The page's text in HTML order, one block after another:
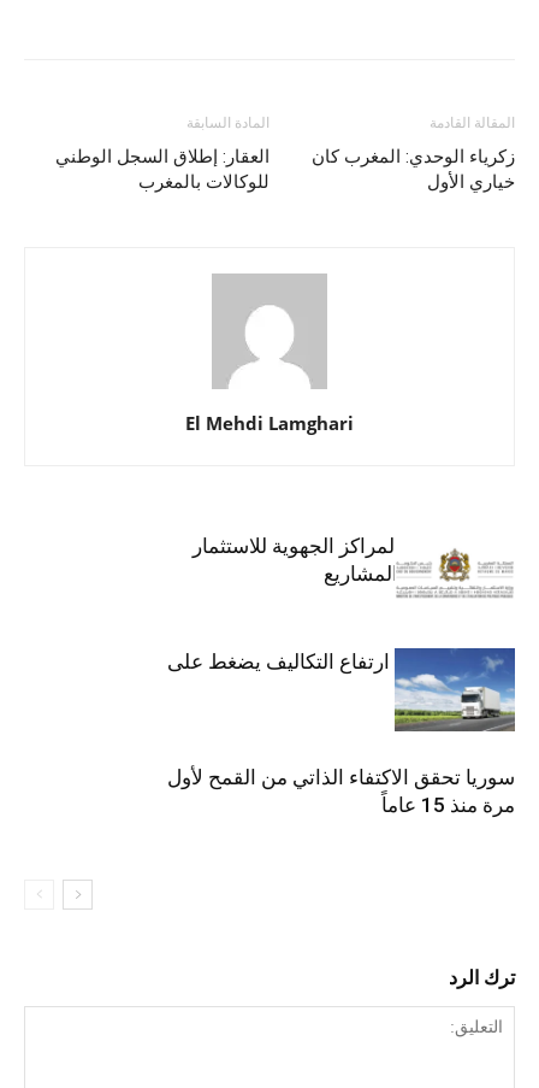
المادة السابقة
العقار: إطلاق السجل الوطني
للوكالات بالمغرب
المقالة القادمة
زكرياء الوحدي: المغرب كان
خياري الأول
El Mehdi Lamghari
مغاربة العالم: المراكز الجهوية للاستثمار
تواكب حاملي المشاريع
النقل الطرقي: ارتفاع التكاليف يضغط على
المهنيين
سوريا تحقق الاكتفاء الذاتي من القمح لأول
مرة منذ 15 عاماً
ترك الرد